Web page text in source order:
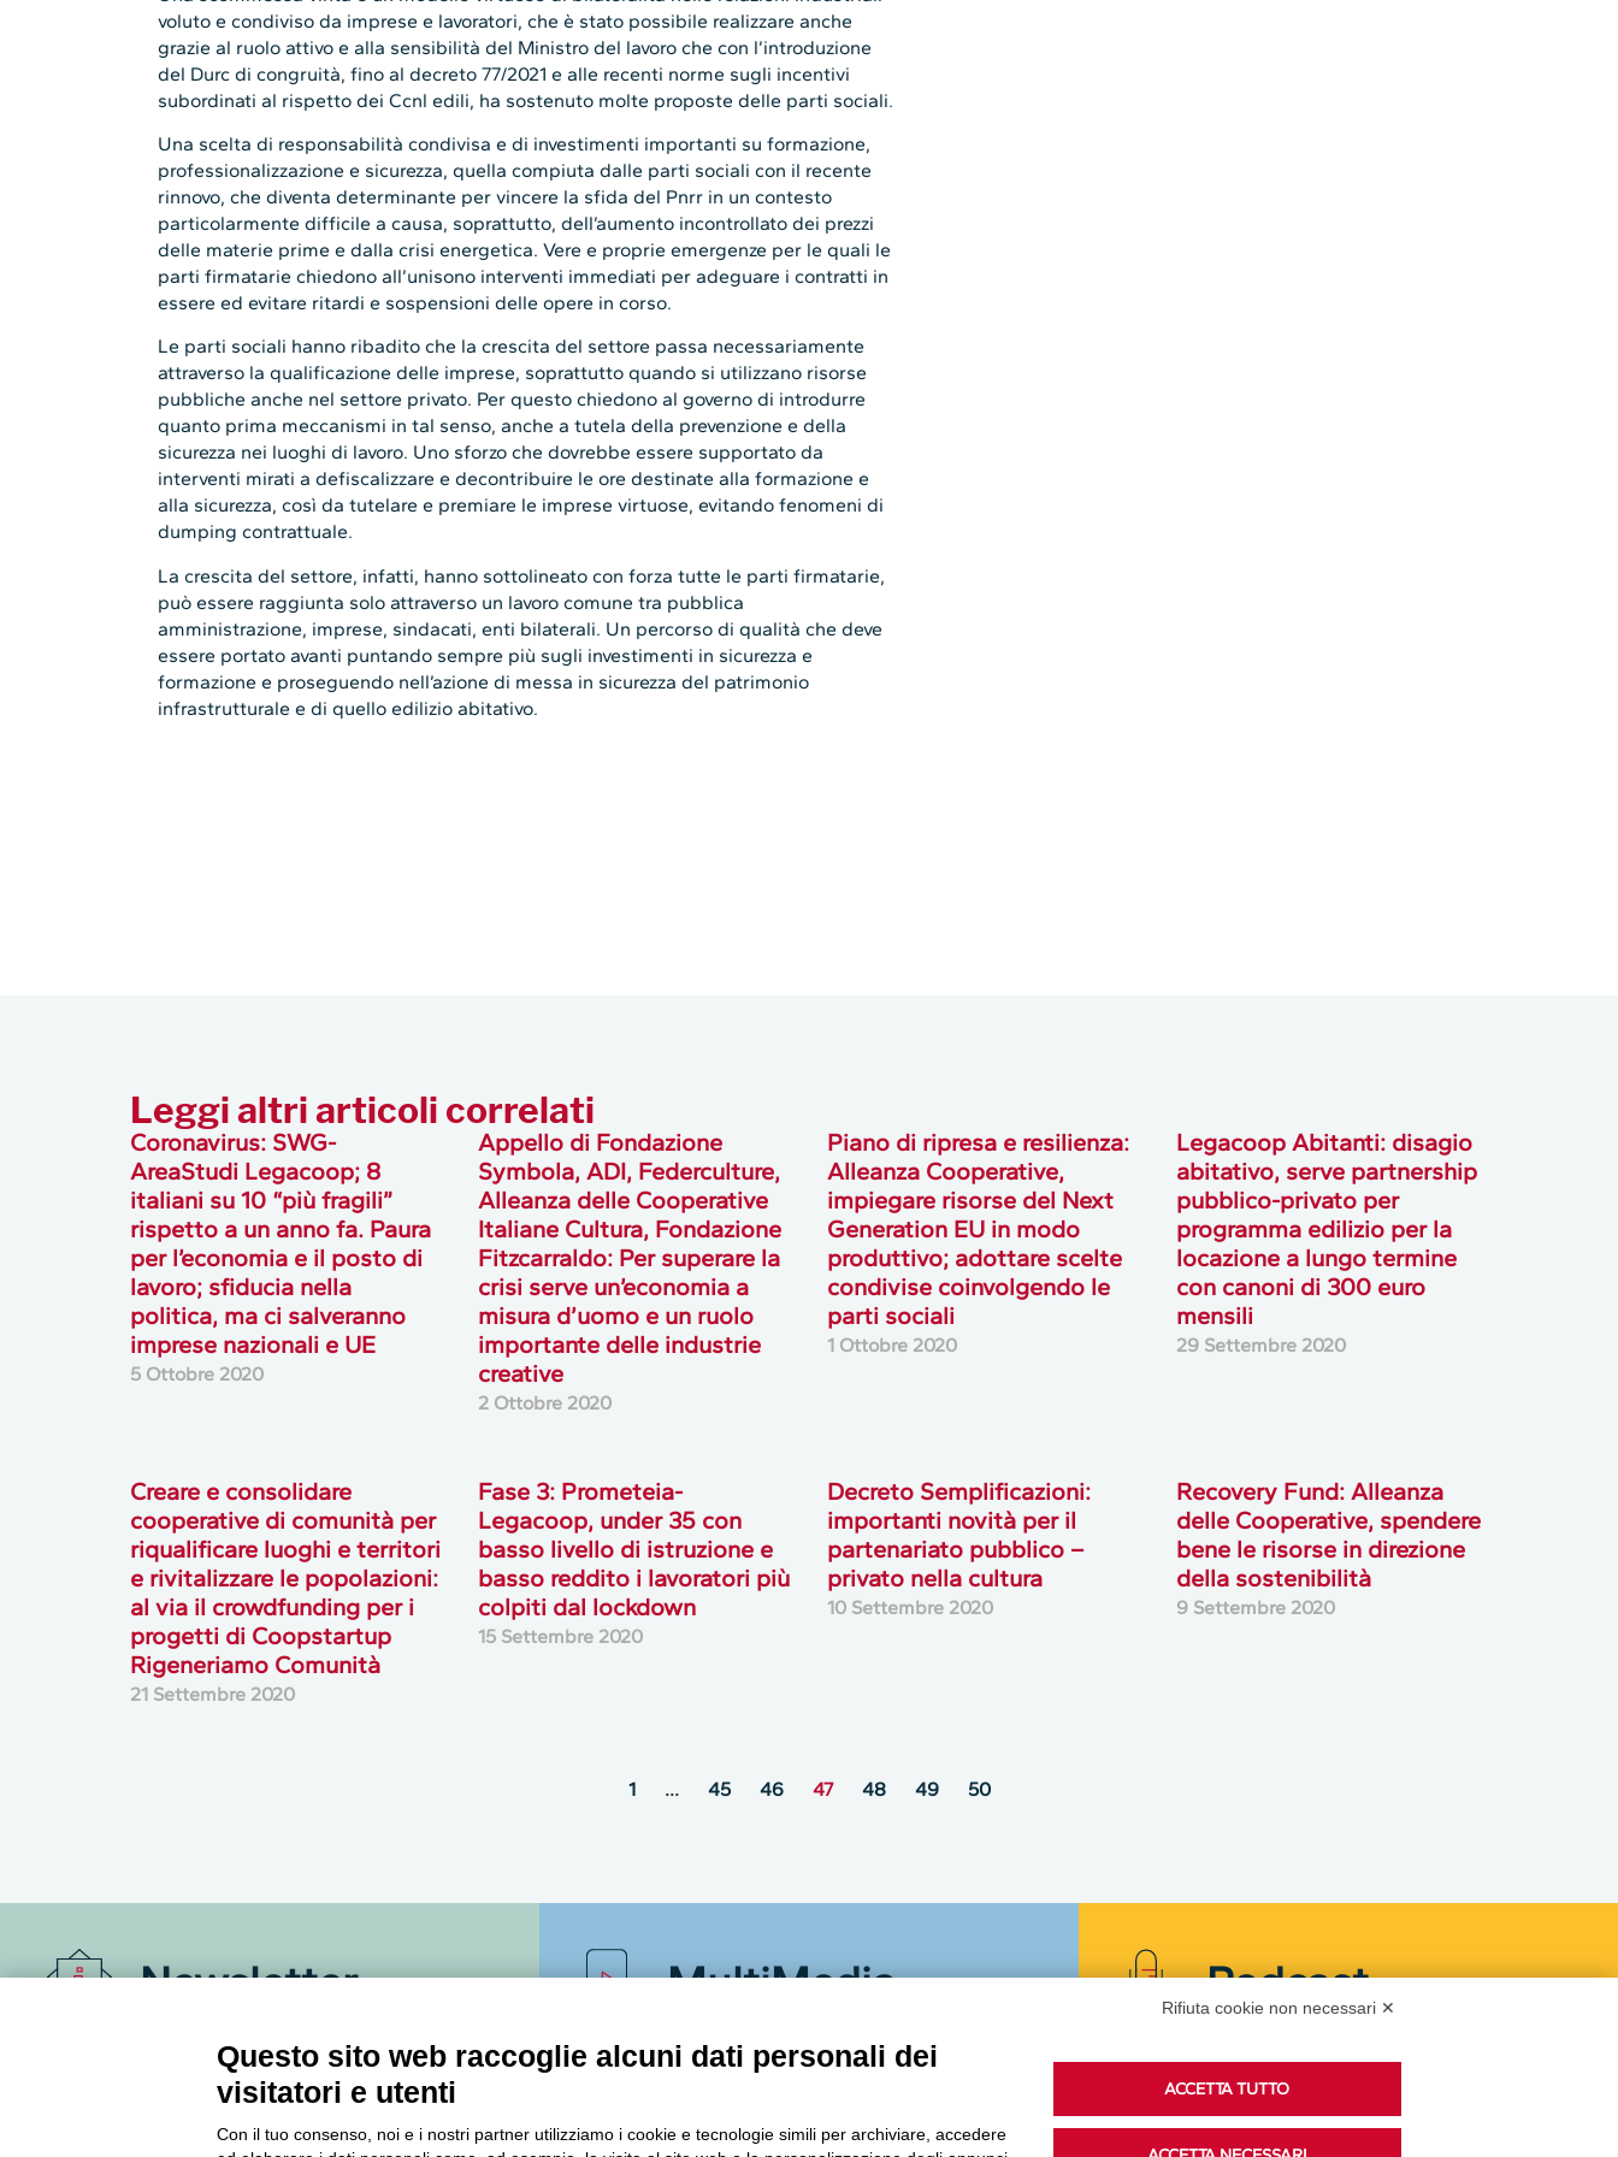
voluto e condiviso da imprese e lavoratori, che è stato possibile realizzare anche
grazie al ruolo attivo e alla sensibilità del Ministro del lavoro che con l’introduzione
del Durc di congruità, fino al decreto 77/2021 e alle recenti norme sugli incentivi
subordinati al rispetto dei Ccnl edili, ha sostenuto molte proposte delle parti sociali.
Una scelta di responsabilità condivisa e di investimenti importanti su formazione,
professionalizzazione e sicurezza, quella compiuta dalle parti sociali con il recente
rinnovo, che diventa determinante per vincere la sfida del Pnrr in un contesto
particolarmente difficile a causa, soprattutto, dell’aumento incontrollato dei prezzi
delle materie prime e dalla crisi energetica. Vere e proprie emergenze per le quali le
parti firmatarie chiedono all’unisono interventi immediati per adeguare i contratti in
essere ed evitare ritardi e sospensioni delle opere in corso.
Le parti sociali hanno ribadito che la crescita del settore passa necessariamente
attraverso la qualificazione delle imprese, soprattutto quando si utilizzano risorse
pubbliche anche nel settore privato. Per questo chiedono al governo di introdurre
quanto prima meccanismi in tal senso, anche a tutela della prevenzione e della
sicurezza nei luoghi di lavoro. Uno sforzo che dovrebbe essere supportato da
interventi mirati a defiscalizzare e decontribuire le ore destinate alla formazione e
alla sicurezza, così da tutelare e premiare le imprese virtuose, evitando fenomeni di
dumping contrattuale.
La crescita del settore, infatti, hanno sottolineato con forza tutte le parti firmatarie,
può essere raggiunta solo attraverso un lavoro comune tra pubblica
amministrazione, imprese, sindacati, enti bilaterali. Un percorso di qualità che deve
essere portato avanti puntando sempre più sugli investimenti in sicurezza e
formazione e proseguendo nell’azione di messa in sicurezza del patrimonio
infrastrutturale e di quello edilizio abitativo.
Leggi altri articoli correlati
Coronavirus: SWG-
AreaStudi Legacoop; 8
italiani su 10 “più fragili”
rispetto a un anno fa. Paura
per l’economia e il posto di
lavoro; sfiducia nella
politica, ma ci salveranno
imprese nazionali e UE
5 Ottobre 2020
Appello di Fondazione
Symbola, ADI, Federculture,
Alleanza delle Cooperative
Italiane Cultura, Fondazione
Fitzcarraldo: Per superare la
crisi serve un’economia a
misura d’uomo e un ruolo
importante delle industrie
creative
2 Ottobre 2020
Piano di ripresa e resilienza:
Alleanza Cooperative,
impiegare risorse del Next
Generation EU in modo
produttivo; adottare scelte
condivise coinvolgendo le
parti sociali
1 Ottobre 2020
Legacoop Abitanti: disagio
abitativo, serve partnership
pubblico-privato per
programma edilizio per la
locazione a lungo termine
con canoni di 300 euro
mensili
29 Settembre 2020
Creare e consolidare
cooperative di comunità per
riqualificare luoghi e territori
e rivitalizzare le popolazioni:
al via il crowdfunding per i
progetti di Coopstartup
Rigeneriamo Comunità
21 Settembre 2020
Fase 3: Prometeia-
Legacoop, under 35 con
basso livello di istruzione e
basso reddito i lavoratori più
colpiti dal lockdown
15 Settembre 2020
Decreto Semplificazioni:
importanti novità per il
partenariato pubblico –
privato nella cultura
10 Settembre 2020
Recovery Fund: Alleanza
delle Cooperative, spendere
bene le risorse in direzione
della sostenibilità
9 Settembre 2020
1 … 45 46 47 48 49 50
Newsletter
Accedi o iscriviti alla nostra Newsletter Legacoop
Informazioni per restare sempre aggiornati sul
mondo della cooperazione.
MultiMedia Podcast
Ascolta i podcast di approfondimento di Legacoop
su Spreaker.
Rifiuta cookie non necessari ✕
Questo sito web raccoglie alcuni dati personali dei
visitatori e utenti
Con il tuo consenso, noi e i nostri partner utilizziamo i cookie e tecnologie simili per archiviare, accedere
ACCETTA TUTTO